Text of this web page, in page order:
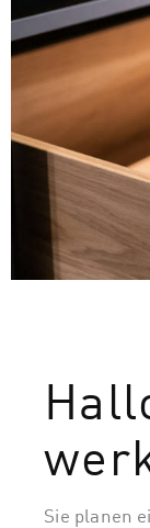
Sie planen